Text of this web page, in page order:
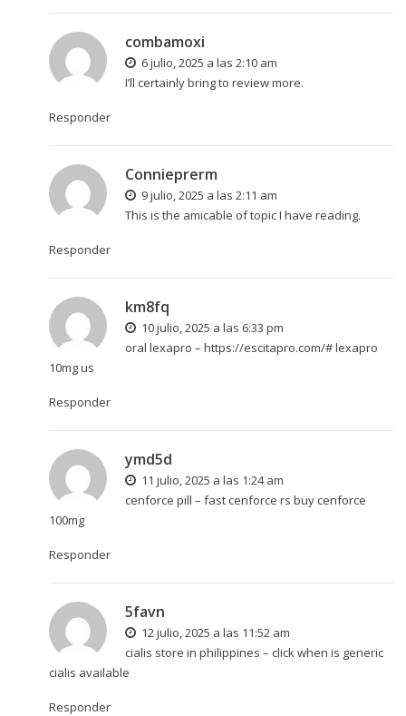
combamoxi
6 julio, 2025 a las 2:10 am
I’ll certainly bring to review more.
Responder
Connieprerm
9 julio, 2025 a las 2:11 am
This is the amicable of topic I have reading.
Responder
km8fq
10 julio, 2025 a las 6:33 pm
oral lexapro – https://escitapro.com/#lexapro
10mg us
Responder
ymd5d
11 julio, 2025 a las 1:24 am
cenforce pill – fast cenforce rs buy cenforce
100mg
Responder
5favn
12 julio, 2025 a las 11:52 am
cialis store in philippines – clickwhen is generic
cialis available
Responder